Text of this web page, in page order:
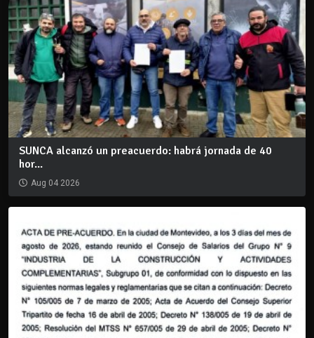
SUNCA alcanzó un preacuerdo: habrá jornada de 40
hor...
Aug 04 2026